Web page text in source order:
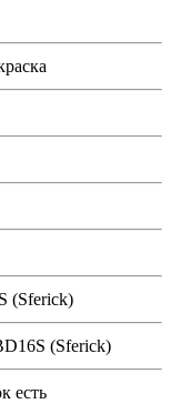
(Sferick)
(Sferick)
есть